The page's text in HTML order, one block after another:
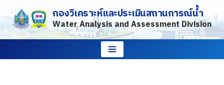
Skip
to
กองวิเคราะห์และประเมินสถานการณ์น้ำ
Water Analysis and Assessment Division